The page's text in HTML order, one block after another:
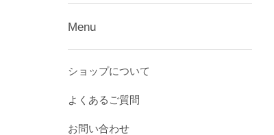
Menu
ショップについて
よくあるご質問
お問い合わせ